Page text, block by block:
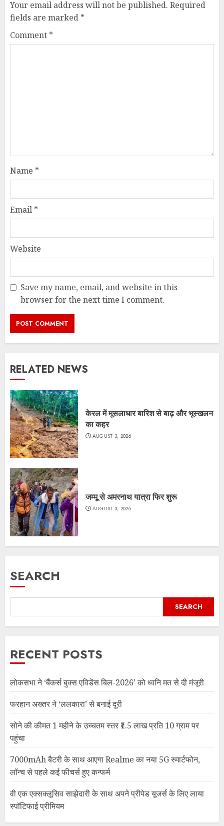
Your email address will not be published. Required
fields are marked *
Comment *
Name *
Email *
Website
Save my name, email, and website in this
browser for the next time I comment.
RELATED NEWS
केरल में मूसलाधार बारिश से बाढ़ और भूस्खलन
का कहर
AUGUST 3, 2026
जम्मू से अमरनाथ यात्रा फिर शुरू
AUGUST 3, 2026
SEARCH
SEARCH
RECENT POSTS
लोकसभा ने ‘बैंकर्स बुक्स एविडेंस बिल-2026’ को ध्वनि मत से दी मंजूरी
फरहान अख्तर ने ‘ललकारा’ से बनाई दूरी
सोने की कीमत 1 महीने के उच्चतम स्तर ₹1.5 लाख प्रति 10 ग्राम पर
पहुंचा
7000mAh बैटरी के साथ आएगा Realme का नया 5G स्मार्टफोन,
लॉन्च से पहले कई फीचर्स हुए कन्फर्म
वी एक एक्सक्लूसिव साझेदारी के साथ अपने प्रीपेड यूजर्स के लिए लाया
स्पॉटिफाई प्रीमियम